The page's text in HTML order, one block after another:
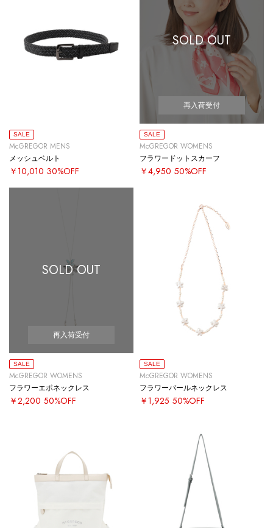
SALE
McGREGOR MENS
メッシュベルト
￥10,010 30%OFF
SOLD OUT
再入荷受付
SALE
McGREGOR WOMENS
フラワードットスカーフ
￥4,950 50%OFF
SOLD OUT
再入荷受付
SALE
McGREGOR WOMENS
フラワーエポネックレス
￥2,200 50%OFF
SALE
McGREGOR WOMENS
フラワーパールネックレス
￥1,925 50%OFF